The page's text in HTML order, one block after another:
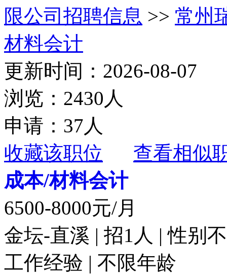
限公司招聘信息 >> 常州
材料会计
更新时间：2026-08-07
浏览：2430人
申请：37人
收藏该职位
查看相似
成本/材料会计
6500-8000元/月
金坛-直溪 | 招1人 | 性别
工作经验 | 不限年龄